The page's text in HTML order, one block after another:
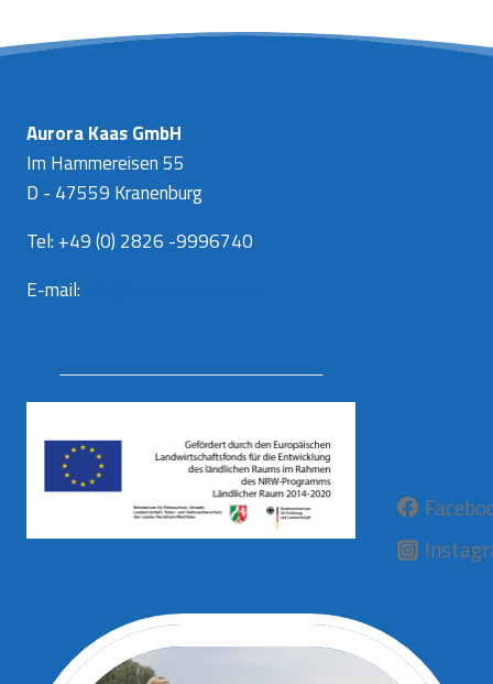
Aurora Kaas GmbH
Im Hammereisen 55
D - 47559 Kranenburg
Tel: +49 (0) 2826 -9996740
E-mail: